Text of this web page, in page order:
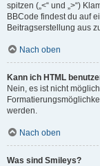
spitzen („<“ und „>“)
BBCode findest du auf
Beitragserstellung aus
Nach oben
Kann ich HTML
Nein, es ist nicht
werden.
Nach oben
Was sind Smileys?